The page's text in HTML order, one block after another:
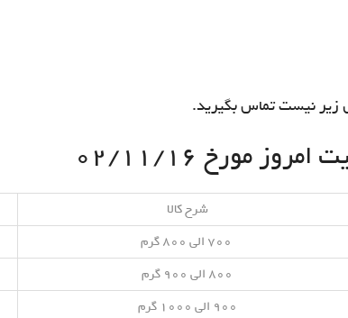
نیست تماس بگیرید.
مورخ ۰۲/۱۱/۱۶
شرح کالا
۸۰۰ الی ۹۰۰ گرم
۹۰۰ الی ۱۰۰۰ گرم